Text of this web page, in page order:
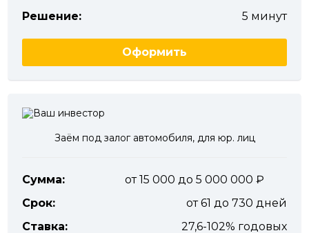
Решение:
5 минут
Оформить
Заём под залог автомобиля, для юр. лиц
Сумма:
от 15 000 до 5 000 000
Срок:
от 61 до 730 дней
Ставка:
27,6-102% годовых